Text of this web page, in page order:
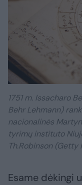
​1751 m. Issacharo
Behr Lehmann)
nacionalinės
tyrimų instituto
Th.Robinson (Getty
Esame dėkingi